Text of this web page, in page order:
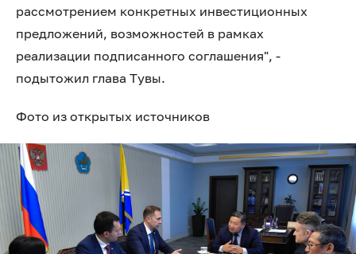
рассмотрением конкретных инвестиционных
предложений, возможностей в рамках
реализации подписанного соглашения", -
подытожил глава Тувы.
Фото из открытых источников